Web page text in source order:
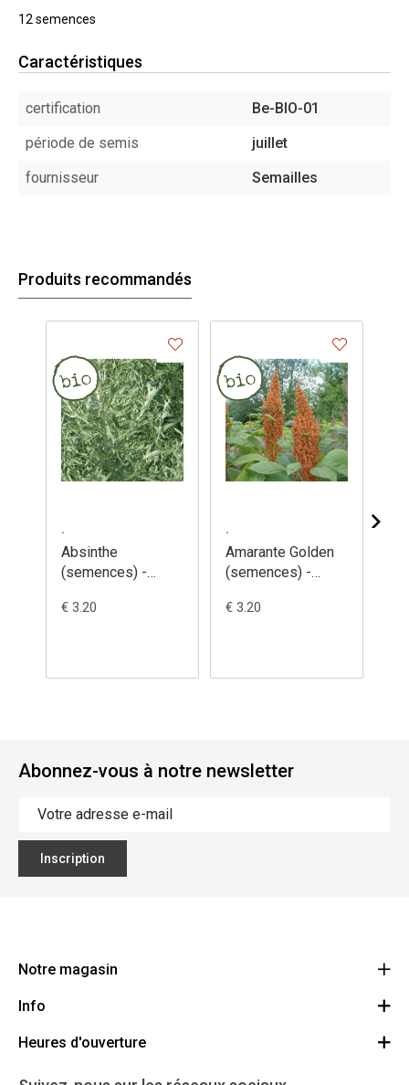
12 semences
Caractéristiques
certification
Be-BIO-01
période de semis
juillet
fournisseur
Semailles
Produits recommandés
.
Absinthe
(semences) -
absinthum
€ 3.20
.
Amarante Golden
(semences) -
hypochondriacus
€ 3.20
Abonnez-vous à notre newsletter
Inscription
Notre magasin
Ecoflora
1500 Halle
Info
Offres d'emploi
Heures d'ouverture
Lundi: Fermé